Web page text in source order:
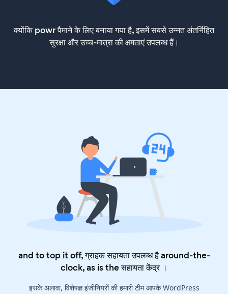
क्योंकि powr पैमाने के लिए बनाया गया है, इसमें सबसे उन्नत अंतर्निहित
सुरक्षा और उच्च-मात्रा की क्षमताएं उपलब्ध हैं।
and to top it off, ग्राहक सहायता उपलब्ध है around-the-
clock, as is theसहायता केंद्र।
इसके अलावा, विशेषज्ञ इंजीनियरों की हमारी टीम आपके WordPress